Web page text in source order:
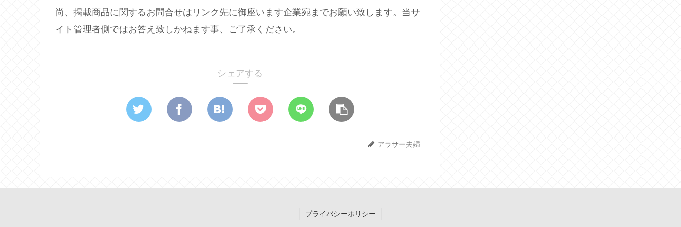
尚、掲載商品に関するお問合せはリンク先に御座います企業宛までお願い致します。当サ
イト管理者側ではお答え致しかねます事、ご了承ください。
シェアする
アラサー夫婦
プライバシーポリシー